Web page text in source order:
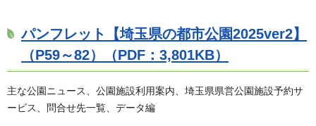
パンフレット【埼玉県の都市公園2025ver2】
（P59～82）（PDF：3,801KB）
主な公園ニュース、公園施設利用案内、埼玉県県営公園施設予約サ
ービス、問合せ先一覧、データ編